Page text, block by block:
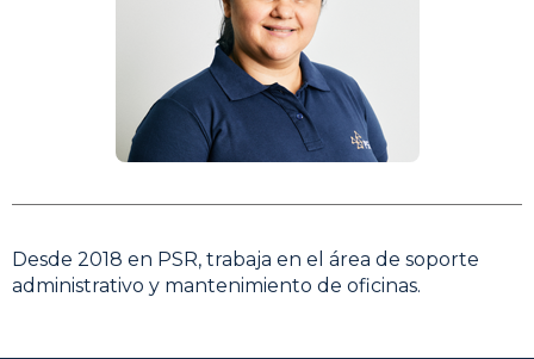
Desde 2018 en PSR, trabaja en el área de soporte
administrativo y mantenimiento de oficinas.